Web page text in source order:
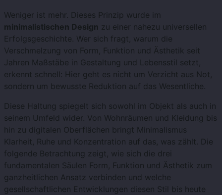
Weniger ist mehr. Dieses Prinzip wurde im
minimalistischen Design zu einer nahezu universellen
Erfolgsgeschichte. Wer sich fragt, warum die
Verschmelzung von Form, Funktion und Ästhetik seit
Jahren Maßstäbe in Gestaltung und Lebensstil setzt,
erkennt schnell: Hier geht es nicht um Verzicht aus Not,
sondern um bewusste Reduktion auf das Wesentliche.
Diese Haltung spiegelt sich sowohl im Objekt als auch in
seinem Umfeld wider. Von Wohnräumen und Kleidung bis
hin zu digitalen Oberflächen bringt Minimalismus
Klarheit, Ruhe und Konzentration auf das, was zählt. Die
folgende Betrachtung zeigt, wie sich die drei
fundamentalen Säulen Form, Funktion und Ästhetik zum
ganzheitlichen Ansatz verbinden und welche
gesellschaftlichen Entwicklungen diesen Stil bis heute